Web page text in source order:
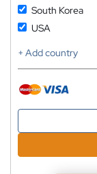
South Korea
USA
+ Add country